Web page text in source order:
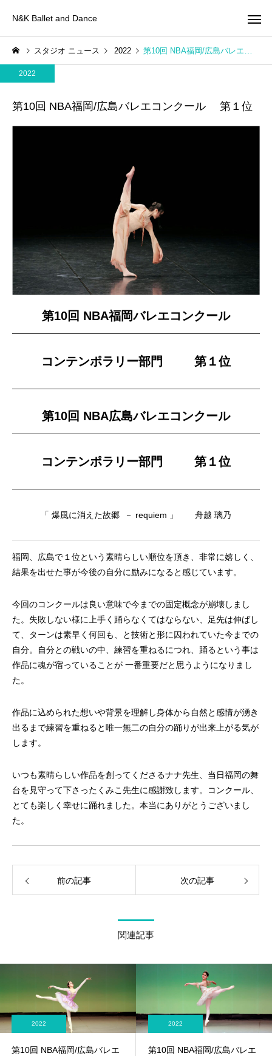
N&K Ballet and Dance
第39回こうべ全国洋舞コン
スタジオ ニュース 2022 第10回 NBA福岡/広島バレエコンクール 第１位
2022
第10回 NBA福岡/広島バレエコンクール 第１位
第10回 NBA福岡バレエコンクール
コンテンポラリー部門 第１位
第10回 NBA広島バレエコンクール
コンテンポラリー部門 第１位
「 爆風に消えた故郷 － requiem 」 舟越 璃乃
福岡、広島で１位という素晴らしい順位を頂き、非常に嬉しく、
結果を出せた事が今後の自分に励みになると感じています。
今回のコンクールは良い意味で今までの固定概念が崩壊しまし
た。失敗しない様に上手く踊らなくてはならない、足先は伸ばし
て、ターンは素早く何回も、と技術と形に囚われていた今までの
自分。自分との戦いの中、練習を重ねるにつれ、踊るという事は
作品に魂が宿っていることが 一番重要だと思うようになりまし
た。
作品に込められた想いや背景を理解し身体から自然と感情が湧き
出るまで練習を重ねると唯一無二の自分の踊りが出来上がる気が
します。
いつも素晴らしい作品を創ってくださるナナ先生、当日福岡の舞
台を見守って下さったくみこ先生に感謝致します。コンクール、
とても楽しく幸せに踊れました。本当にありがとうございまし
た。
前の記事 次の記事
関連記事
2022
第10回 NBA福岡/広島バレエ
2022
第10回 NBA福岡/広島バレエ